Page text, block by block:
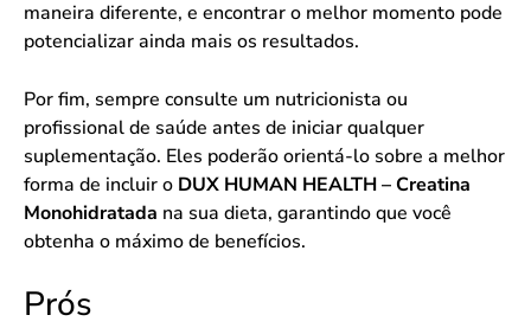
maneira diferente, e encontrar o melhor momento pode
potencializar ainda mais os resultados.
Por fim, sempre consulte um nutricionista ou
profissional de saúde antes de iniciar qualquer
suplementação. Eles poderão orientá-lo sobre a melhor
forma de incluir o DUX HUMAN HEALTH – Creatina
Monohidratada na sua dieta, garantindo que você
obtenha o máximo de benefícios.
Prós